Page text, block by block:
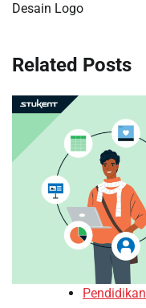
Desain Logo
Related Posts
Pendidikan